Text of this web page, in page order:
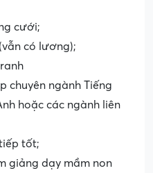
cưới;
có lương);
chuyên ngành Tiếng
hoặc các ngành liên
tốt;
giảng dạy mầm non